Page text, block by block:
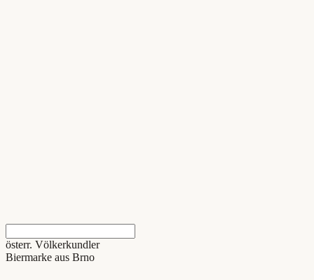
österr. Völkerkundler
Biermarke aus Brno